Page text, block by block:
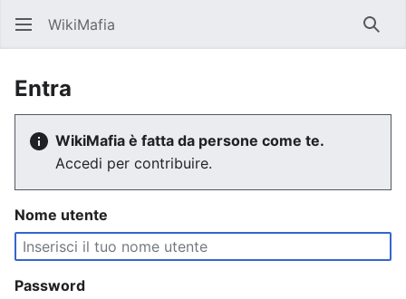
WikiMafia
Entra
WikiMafia è fatta da persone come te.
Accedi per contribuire.
Nome utente
Password